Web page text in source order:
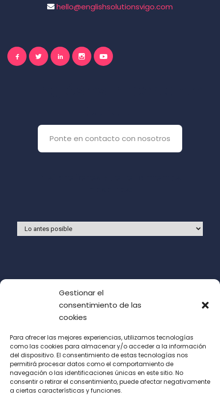
Gestionar el
consentimiento de las
cookies
Para ofrecer las mejores experiencias, utilizamos tecnologías
como las cookies para almacenar y/o acceder a la información
del dispositivo. El consentimiento de estas tecnologías nos
permitirá procesar datos como el comportamiento de
navegación o las identificaciones únicas en este sitio. No
consentir o retirar el consentimiento, puede afectar negativamente
a ciertas características y funciones.
hello@englishsolutionsvigo.com
Ponte en contacto con nosotros
Acepto las condiciones de uso (LOPD)